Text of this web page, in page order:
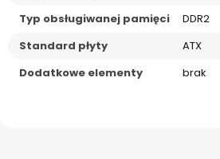
Typ obsługiwanej pamięci
DDR2
Standard płyty
ATX
Dodatkowe elementy
brak